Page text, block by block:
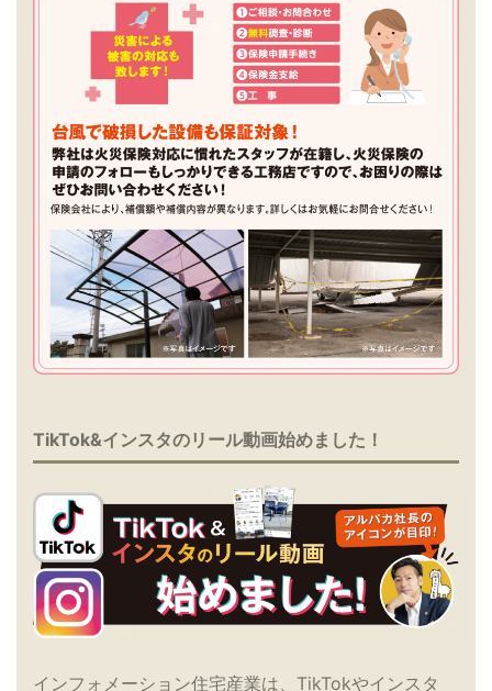
TikTok&インスタのリール動画始めました！
インフォメーション住宅産業は、TikTokやインスタ